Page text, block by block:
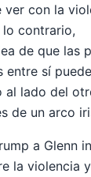
ver con la
lo contrario,
de que las
entre sí
al lado del
de un arco
a Glenn
la violencia